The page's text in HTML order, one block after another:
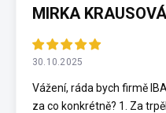
MIRKA KRAUSOVÁ
30.10.2025
Vážení, ráda bych firmě
za co konkrétně? 1. Za